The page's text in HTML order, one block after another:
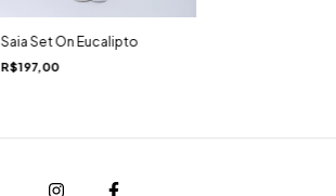
Saia Set On Eucalipto
R$197,00